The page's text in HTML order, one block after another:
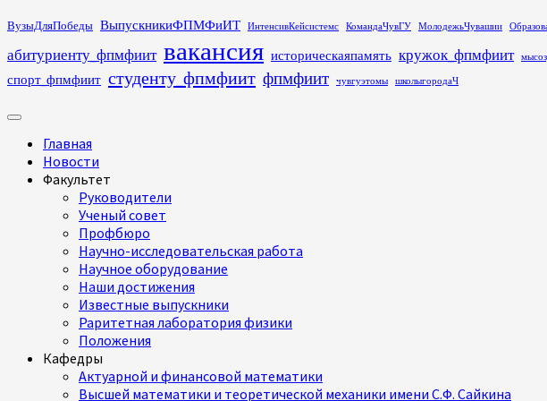
Перейти
содержимому
ВузыДляПобеды ВыпускникиФПМФиИТ ИнтенсивКейсистемс КомандаЧувГУ МолодежьЧувашии
абитуриенту_фпмфиит вакансия историческаяпамять кружок_фпмфиит
спорт_фпмфиит студенту_фпмфиит фпмфиит чувгуэтомы школыгородаЧ
Основное
Главная
Новости
Факультет
Руководители
Ученый совет
Профбюро
Научно-исследовательская работа
Научное оборудование
Наши достижения
Известные выпускники
Раритетная лаборатория физики
Положения
Кафедры
Актуарной и финансовой математики
Высшей математики и теоретической механики имени С.Ф. Сайкина